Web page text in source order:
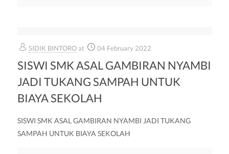
SIDIK BINTORO at 04 February 2022
SISWI SMK ASAL GAMBIRAN NYAMBI
JADI TUKANG SAMPAH UNTUK
BIAYA SEKOLAH
SISWI SMK ASAL GAMBIRAN NYAMBI JADI TUKANG
SAMPAH UNTUK BIAYA SEKOLAH